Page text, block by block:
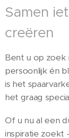
Samen
creëren
Bent u op zoek
persoonlijk én
is het
het graag
Of u nu al een
inspiratie zoekt